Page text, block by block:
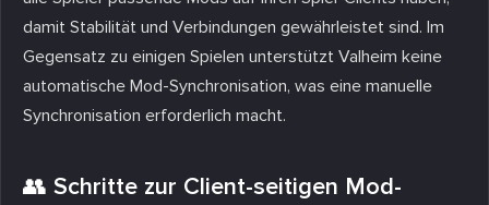
damit Stabilität und Verbindungen gewährleistet sind. Im
Gegensatz zu einigen Spielen unterstützt Valheim keine
automatische Mod-Synchronisation, was eine manuelle
Synchronisation erforderlich macht.
👥 Schritte zur Client-seitigen Mod-